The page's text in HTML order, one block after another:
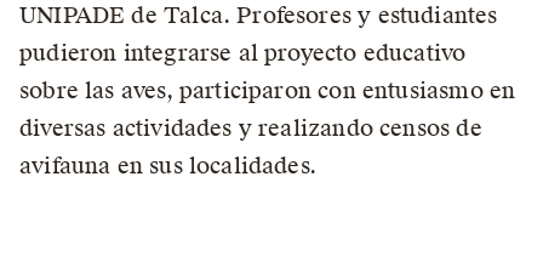
UNIPADE de Talca. Profesores y estudiantes
pudieron integrarse al proyecto educativo
sobre las aves, participaron con entusiasmo en
diversas actividades y realizando censos de
avifauna en sus localidades.